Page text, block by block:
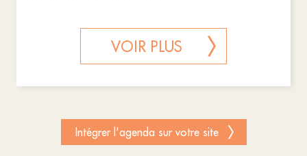
VOIR PLUS
Intégrer l'agenda sur votre site